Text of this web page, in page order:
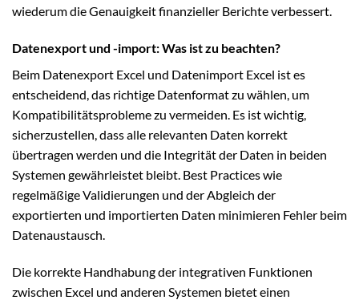
wiederum die Genauigkeit finanzieller Berichte verbessert.
Datenexport und -import: Was ist zu beachten?
Beim Datenexport Excel und Datenimport Excel ist es
entscheidend, das richtige Datenformat zu wählen, um
Kompatibilitätsprobleme zu vermeiden. Es ist wichtig,
sicherzustellen, dass alle relevanten Daten korrekt
übertragen werden und die Integrität der Daten in beiden
Systemen gewährleistet bleibt. Best Practices wie
regelmäßige Validierungen und der Abgleich der
exportierten und importierten Daten minimieren Fehler beim
Datenaustausch.
Die korrekte Handhabung der integrativen Funktionen
zwischen Excel und anderen Systemen bietet einen